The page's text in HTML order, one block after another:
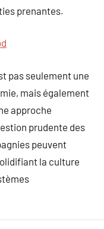
prenantes.
pas seulement une
mais également
approche
prudente des
peuvent
la culture